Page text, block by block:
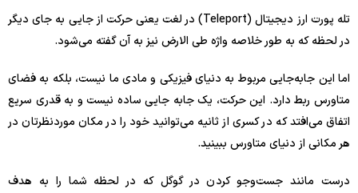
تله پورت ارز دیجیتال (Teleport) در لغت یعنی حرکت از جایی به جای دیگر
در لحظه که به طور خلاصه واژه طی الارض نیز به آن گفته می‌شود.
اما این جابه‌جایی مربوط به دنیای فیزیکی و مادی ما نیست، بلکه به فضای
متاورس ربط دارد. این حرکت، یک جابه جایی ساده نیست و به قدری سریع
اتفاق می‌افتد که در کسری از ثانیه می‌توانید خود را در مکان موردنظرتان در
هر مکانی از دنیای متاورس ببینید.
درست مانند جست‌وجو کردن در گوگل که در لحظه شما را به هدف